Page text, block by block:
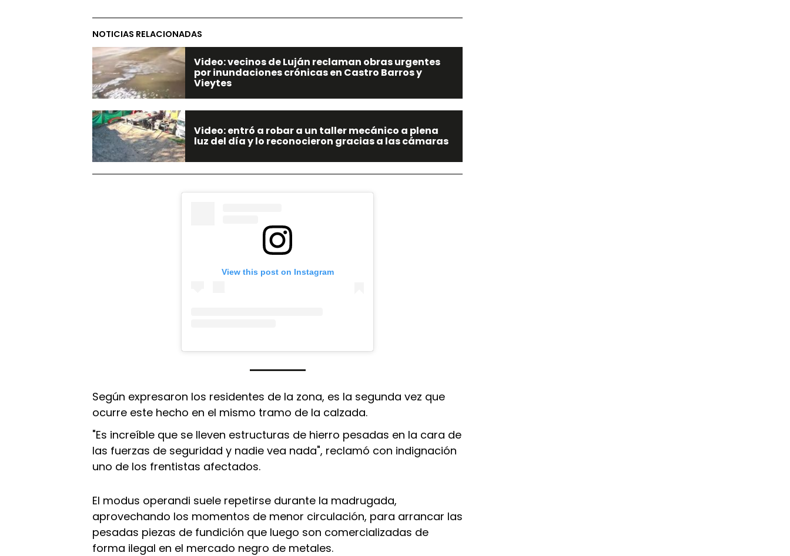
NOTICIAS RELACIONADAS
Video: vecinos de Luján reclaman obras urgentes
por inundaciones crónicas en Castro Barros y
Vieytes
Video: entró a robar a un taller mecánico a plena
luz del día y lo reconocieron gracias a las cámaras
View this post on Instagram
Según expresaron los residentes de la zona, es la segunda vez que
ocurre este hecho en el mismo tramo de la calzada.
"Es increíble que se lleven estructuras de hierro pesadas en la cara de
las fuerzas de seguridad y nadie vea nada", reclamó con indignación
uno de los frentistas afectados.
El modus operandi suele repetirse durante la madrugada,
aprovechando los momentos de menor circulación, para arrancar las
pesadas piezas de fundición que luego son comercializadas de
forma ilegal en el mercado negro de metales.